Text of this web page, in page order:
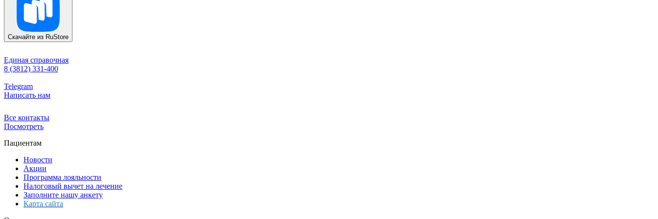
Скачайте из RuStore
Единая справочная
8 (3812) 331-400
Telegram
Написать нам
Все контакты
Посмотреть
Пациентам
Новости
Акции
Программа лояльности
Налоговый вычет на лечение
Заполните нашу анкету
Карта сайта